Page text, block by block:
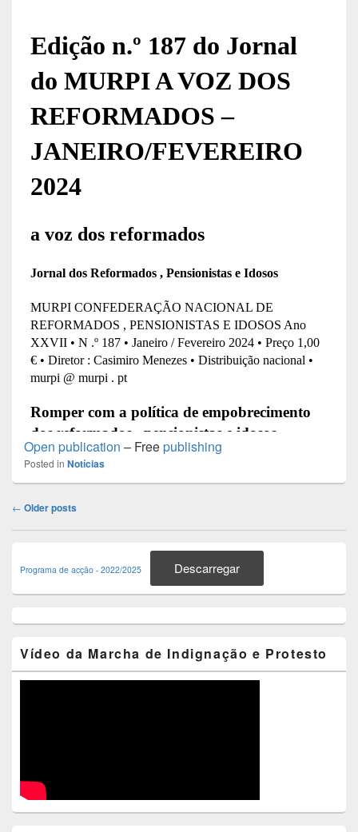
Open publication – Freepublishing
Posted in Notícias
Post
← Older posts
Sidebar
Widget
Area
Programa de acção - 2022/2025 Descarregar
Vídeo da Marcha de Indignação e Protesto